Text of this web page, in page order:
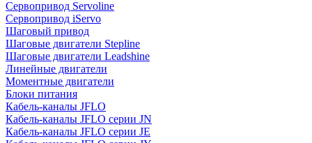
Сервопривод Servoline
Сервопривод iServo
Шаговый привод
Шаговые двигатели Stepline
Шаговые двигатели Leadshine
Линейные двигатели
Моментные двигатели
Блоки питания
Кабель-каналы JFLO
Кабель-каналы JFLO серии JN
Кабель-каналы JFLO серии JE